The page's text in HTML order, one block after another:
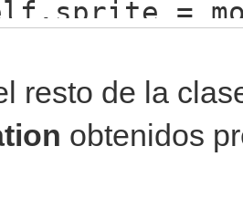
=
resto de la
obtenidos